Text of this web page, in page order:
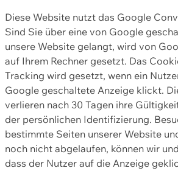
Diese Website nutzt das Google
Sind Sie über eine von Google
unsere Website gelangt, wird von
auf Ihrem Rechner gesetzt. Das
Tracking wird gesetzt, wenn ein
Google geschaltete Anzeige klickt.
verlieren nach 30 Tagen ihre
der persönlichen Identifizierung.
bestimmte Seiten unserer Website
noch nicht abgelaufen, können wir
dass der Nutzer auf die Anzeige